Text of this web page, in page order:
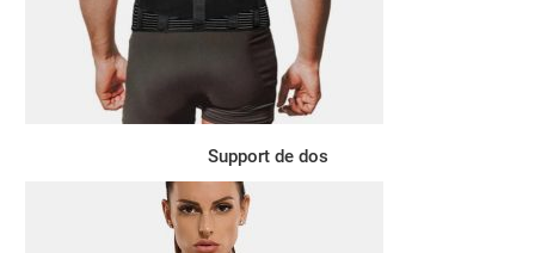
Support de dos